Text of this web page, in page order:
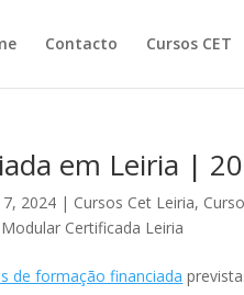
Contacto Cursos CET
em Leiria |
2024 | Cursos Cet Leiria,
Certificada Leiria
de formação financiada